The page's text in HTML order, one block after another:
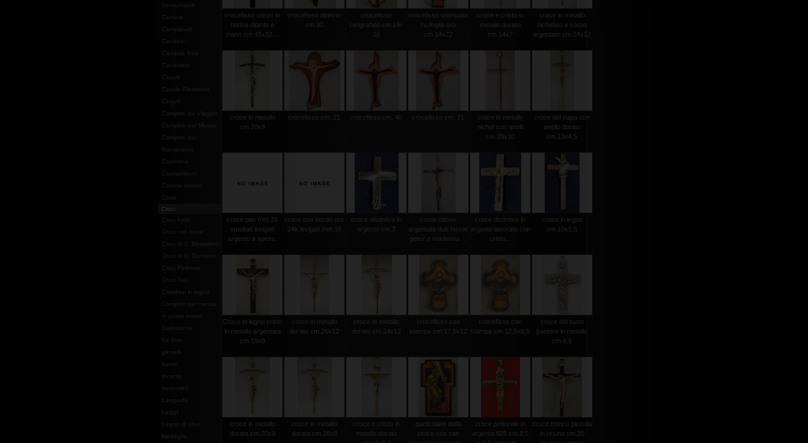
consumabili
Camicie
Campanelli
Candele
Candele finte
Candelieri
Casule
Casule Pietrobon
Cingoli
Completi da Viaggio
Completi per Messa
Completi per
Sacramenti
Copertine
Copriamboni
Corone statue
Cotte
Croci
Croci Astili
Croci con base
Croci di S. Benedetto
Croci di S. Damiano
Croci Pettorali
Croci Tau
Crocifissi in legno
Completi per messa
in punto Assisi
Dalmatiche
Ex Voto
gemelli
Icone
Incensi
Incensieri
Lampade
Leggii
Legno di olivo
Medaglie
crocefisso corpo in
resina dipinto a
mano cm.48x32 ...
crocefisso dipinrto
cm.30
crocefisso
serigrafato cm.19x
26
crocefisso stampato
su foglia oro
cm.14x22
croce e cristo in
metallo dorato
cm.14x7
croce in metallo
nichelato e corpo
argentato cm.24x12
croce in metallo
cm.20x9
crocefisso cm. 21 crocefisso cm. 40 crocefisso cm. 21
croce in metallo
nichel con anelli
cm.20x10
croce del papa con
anello dorato
cm.13x4,5
croce pax mm.16
smaltati levigati
argento a spess.
croce pax bordo oro
24k levigati mm.16
croce distintivo in
argento cm.2
croce ottone
argentata due faccie
gesu' e madonna ...
croce distintivo in
argento lavorato con
cristo...
croce in legno
cm.10x5,5
Croce in legno cristo
in metallo argentata
cm.19x9
croce in metallo
dorato cm.26x12
croce in metallo
dorato cm.24x12
crocefisso con
stampa cm.17,5x12
crocefisso con
stampa cm.12,5x8,5
croce del buon
pastore in metallo
cm.4,5
croce in metallo
dorata cm.20x9
croce in metallo
dorata cm.16x8
croce e cristo in
metallo dorato
particolare della
croce con san
croce pettorale in
argento 925 cm.8,5
croce tronco piccola
in resina cm.20